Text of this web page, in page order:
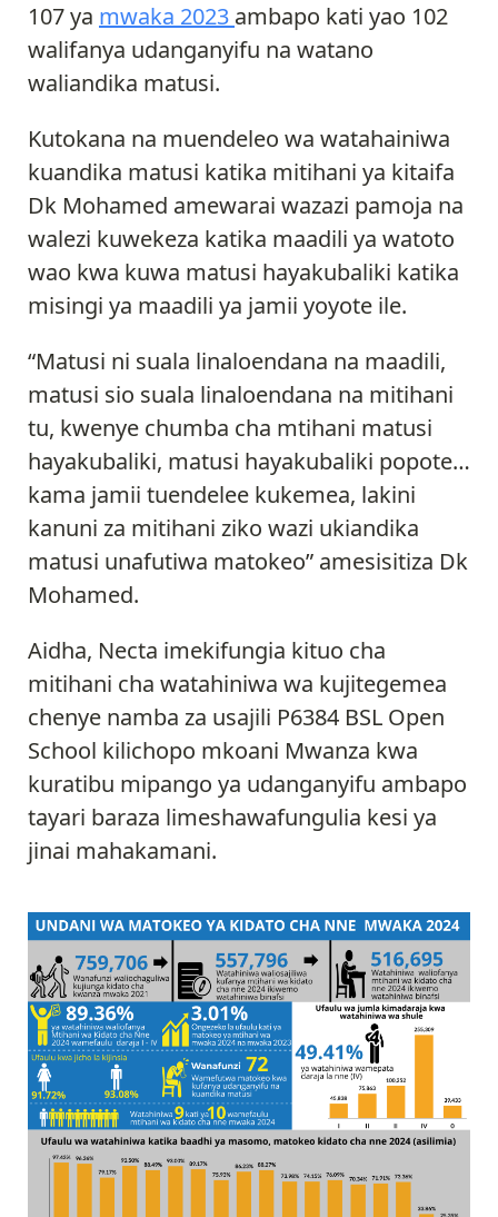
107 ya mwaka 2023 ambapo kati yao 102
walifanya udanganyifu na watano
waliandika matusi.
Kutokana na muendeleo wa watahainiwa
kuandika matusi katika mitihani ya kitaifa
Dk Mohamed amewarai wazazi pamoja na
walezi kuwekeza katika maadili ya watoto
wao kwa kuwa matusi hayakubaliki katika
misingi ya maadili ya jamii yoyote ile.
“Matusi ni suala linaloendana na maadili,
matusi sio suala linaloendana na mitihani
tu, kwenye chumba cha mtihani matusi
hayakubaliki, matusi hayakubaliki popote…
kama jamii tuendelee kukemea, lakini
kanuni za mitihani ziko wazi ukiandika
matusi unafutiwa matokeo” amesisitiza Dk
Mohamed.
Aidha, Necta imekifungia kituo cha
mitihani cha watahiniwa wa kujitegemea
chenye namba za usajili P6384 BSL Open
School kilichopo mkoani Mwanza kwa
kuratibu mipango ya udanganyifu ambapo
tayari baraza limeshawafungulia kesi ya
jinai mahakamani.